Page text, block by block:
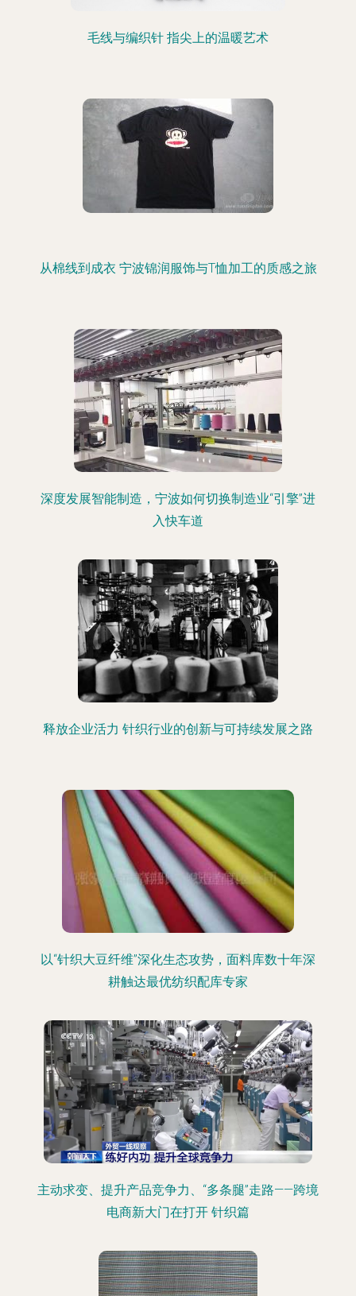
毛线与编织针 指尖上的温暖艺术
从棉线到成衣 宁波锦润服饰与T恤加工的质感之旅
深度发展智能制造，宁波如何切换制造业“引擎”进
入快车道
释放企业活力 针织行业的创新与可持续发展之路
以“针织大豆纤维”深化生态攻势，面料库数十年深
耕触达最优纺织配库专家
主动求变、提升产品竞争力、“多条腿”走路——跨境
电商新大门在打开 针织篇